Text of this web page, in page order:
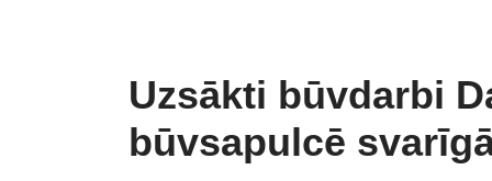
Uzsākti būvdarbi
būvsapulcē